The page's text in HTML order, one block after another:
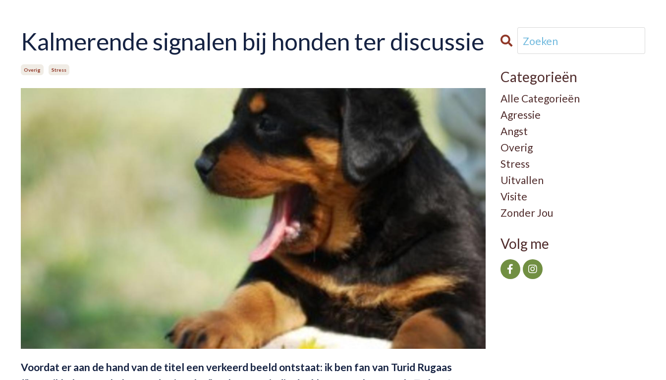
Kalmerende signalen bij honden ter discussie
Overig Stress
Voordat er aan de hand van de titel een verkeerd beeld ontstaat: ik ben fan van Turid Rugaas
Categorieën
Alle Categorieën
Agressie
Angst
Overig
Stress
Uitvallen
Visite
Zonder Jou
Volg me